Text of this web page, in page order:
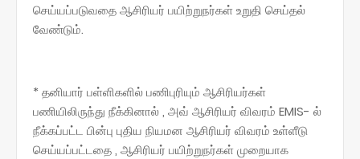
செய்யப்படுவதை ஆசிரியர் பயிற்றுநர்கள் உறுதி செய்தல்
வேண்டும்.
* தனியார் பள்ளிகளில் பணிபுரியும் ஆசிரியர்கள்
பணியிலிருந்து நீக்கினால் , அவ் ஆசிரியர் விவரம் EMIS- ல்
நீக்கப்பட்ட பின்பு புதிய நியமன ஆசிரியர் விவரம் உள்ளீடு
செய்யப்பட்டதை , ஆசிரியர் பயிற்றுநர்கள் முறையாக